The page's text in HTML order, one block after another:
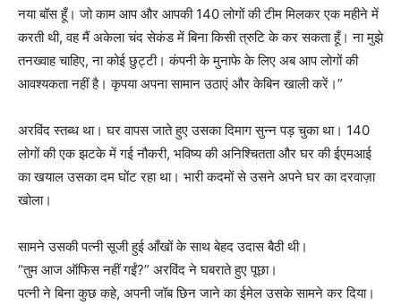
नया बॉस हूँ। जो काम आप और आपकी 140 लोगों की टीम मिलकर एक महीने में
करती थी, वह मैं अकेला चंद सेकंड में बिना किसी त्रुटि के कर सकता हूँ। ना मुझे
तनख्वाह चाहिए, ना कोई छुट्टी। कंपनी के मुनाफे के लिए अब आप लोगों की
आवश्यकता नहीं है। कृपया अपना सामान उठाएं और केबिन खाली करें।”
अरविंद स्तब्ध था। घर वापस जाते हुए उसका दिमाग सुन्न पड़ चुका था। 140
लोगों की एक झटके में गई नौकरी, भविष्य की अनिश्चितता और घर की ईएमआई
का खयाल उसका दम घोंट रहा था। भारी कदमों से उसने अपने घर का दरवाज़ा
खोला।
सामने उसकी पत्नी सूजी हुई आँखों के साथ बेहद उदास बैठी थी।
“तुम आज ऑफिस नहीं गईं?” अरविंद ने घबराते हुए पूछा।
पत्नी ने बिना कुछ कहे, अपनी जॉब छिन जाने का ईमेल उसके सामने कर दिया।